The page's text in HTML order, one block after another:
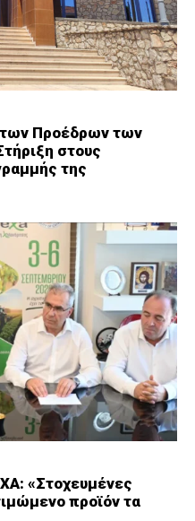
των Προέδρων των
στους
της
«Στοχευμένες
προϊόν τα